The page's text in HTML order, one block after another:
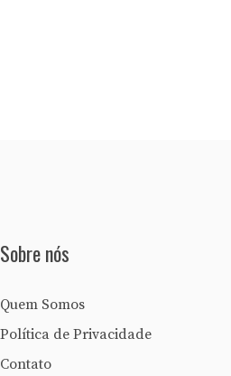
Sobre nós
Quem Somos
Política de Privacidade
Contato